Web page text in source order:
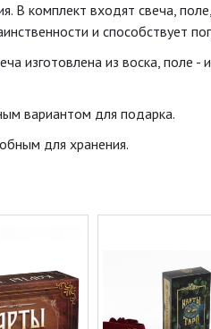
комплект входят свеча,
и способствует
изготовлена из воска, поле -
вариантом для подарка.
для хранения.